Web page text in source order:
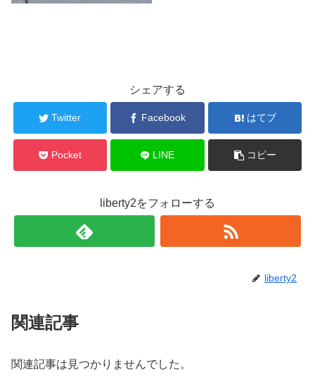
シェアする
Twitter Facebook はてブ
Pocket LINE コピー
liberty2をフォローする
liberty2
関連記事
関連記事は見つかりませんでした。